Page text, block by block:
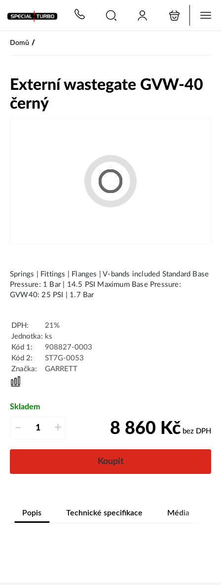
Domů /
Externí wastegate GVW-40
černý
Springs | Fittings | Flanges | V-bands included Standard Base
Pressure: 1 Bar | 14.5 PSI Maximum Base Pressure:
GVW40: 25 PSI | 1.7 Bar
DPH:
21%
Jednotka: ks
Kód 1:
908827-0003
Kód 2:
ST7G-0053
Značka:
GARRETT
Skladem
– + 8 860 Kč bez DPH
Koupit
Popis Technické specifikace Média